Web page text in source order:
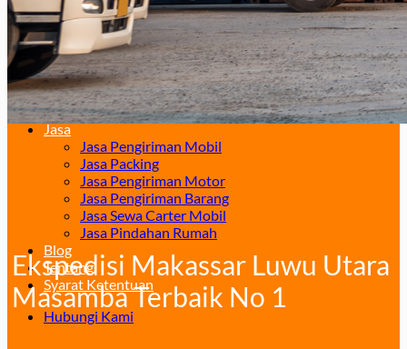
Surabaya – Gorontalo
Surabaya – Kendari
Surabaya – Samarinda
Surabaya – Balikpapan
Surabaya – Manado
Surabaya – Palu
Surabaya – Makassar
Jasa
Jasa Pengiriman Mobil
Jasa Packing
Jasa Pengiriman Motor
Jasa Pengiriman Barang
Jasa Sewa Carter Mobil
Jasa Pindahan Rumah
Blog
Tentang
Syarat Ketentuan
Hubungi Kami
Ekspedisi Makassar Luwu Utara
Masamba Terbaik No 1